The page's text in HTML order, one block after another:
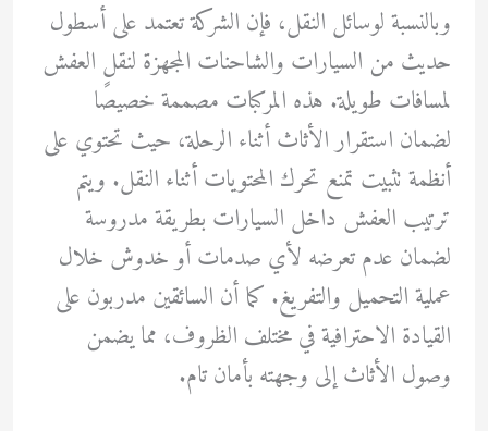
وبالنسبة لوسائل النقل، فإن الشركة تعتمد على أسطول
حديث من السيارات والشاحنات المجهزة لنقل العفش
لمسافات طويلة. هذه المركبات مصممة خصيصًا
لضمان استقرار الأثاث أثناء الرحلة، حيث تحتوي على
أنظمة تثبيت تمنع تحرك المحتويات أثناء النقل. ويتم
ترتيب العفش داخل السيارات بطريقة مدروسة
لضمان عدم تعرضه لأي صدمات أو خدوش خلال
عملية التحميل والتفريغ. كما أن السائقين مدربون على
القيادة الاحترافية في مختلف الظروف، مما يضمن
وصول الأثاث إلى وجهته بأمان تام.